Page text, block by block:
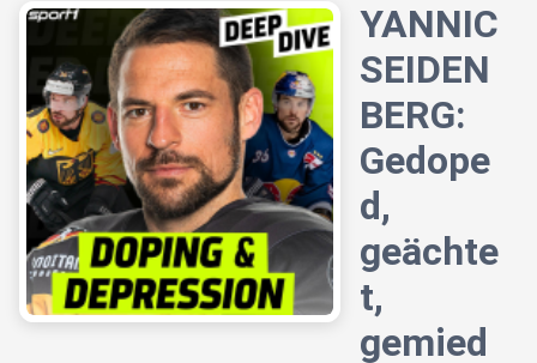
YANNIC
SEIDEN
BERG:
Gedope
d,
geächte
t,
gemied